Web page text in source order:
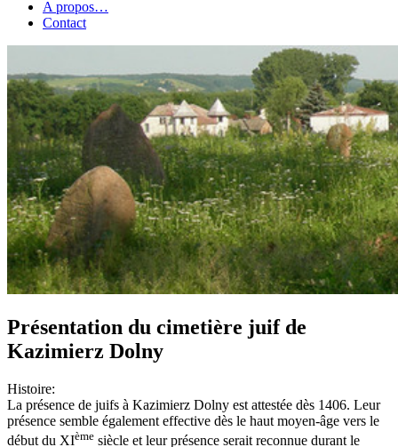
A propos…
Contact
Présentation du cimetière juif de
Kazimierz Dolny
Histoire:
La présence de juifs à Kazimierz Dolny est attestée dès 1406. Leur
présence semble également effective dès le haut moyen-âge vers le
début du XIème siècle et leur présence serait reconnue durant le